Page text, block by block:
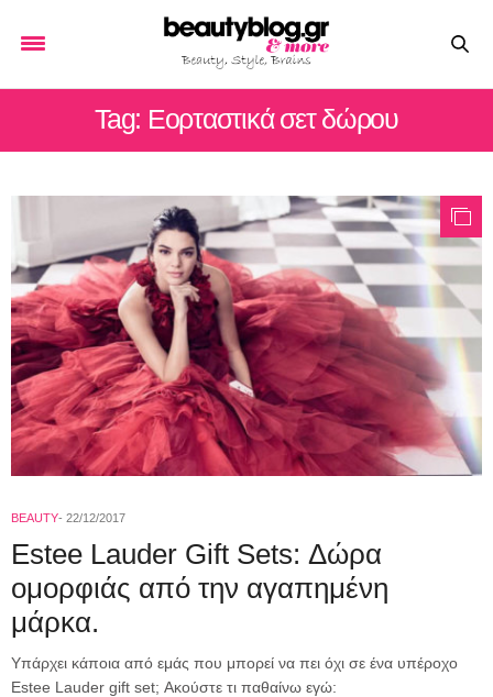
Tag: Εορταστικά σετ δώρου
BEAUTY 22/12/2017
Estee Lauder Gift Sets: Δώρα
ομορφιάς από την αγαπημένη
μάρκα.
Yπάρχει κάποια από εμάς που μπορεί να πει όχι σε ένα υπέροχο
Estee Lauder gift set; Ακούστε τι παθαίνω εγώ: